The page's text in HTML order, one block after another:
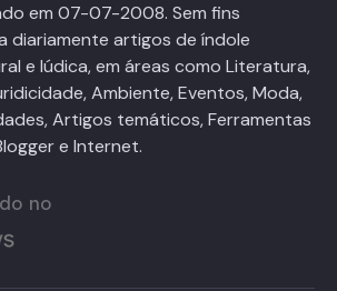
em 07-07-2008. Sem fins
diariamente artigos de índole
e lúdica, em áreas como Literatura,
Ambiente, Eventos, Moda,
Artigos temáticos, Ferramentas
e Internet.
no